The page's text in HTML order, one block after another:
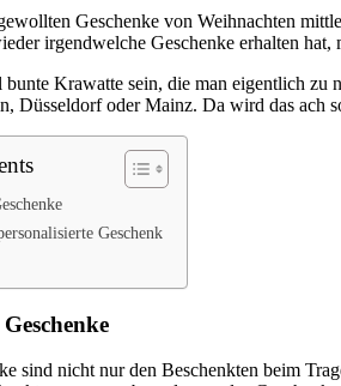
Geschenke von Weihnachten
irgendwelche Geschenke erhalten
bunte Krawatte sein, die man eigentlich zu
Düsseldorf oder Mainz. Da wird das ach
Geschenk
sind nicht nur den Beschenkten beim